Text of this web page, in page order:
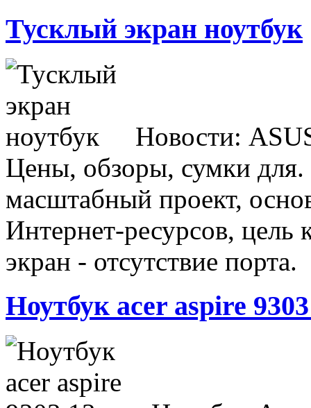
Тусклый экран ноутбук
Новости:
Цены, обзоры, сумки
масштабный проект,
Интернет-ресурсов, цель
экран - отсутствие порта.
Ноутбук acer aspire